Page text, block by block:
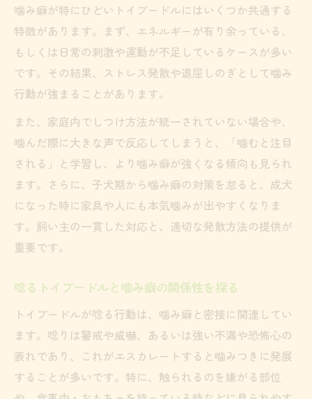
トイプードルの噛み癖予防に遊び方を工夫
する
安心して暮らすためのトイプードルしつけ術
トイプードルが噛む習慣を根本から見直す
方法
噛み癖がひどいトイプードルもしつけで変
わる
唸るトイプードルとの信頼関係を深めるコ
ツ
ト
噛み癖が特にひどいトイプードルにはいくつか共通する
特徴があります。まず、エネルギーが有り余っている、
もしくは日常の刺激や運動が不足しているケースが多い
です。その結果、ストレス発散や退屈しのぎとして噛み
行動が強まることがあります。
また、家庭内でしつけ方法が統一されていない場合や、
噛んだ際に大きな声で反応してしまうと、「噛むと注目
される」と学習し、より噛み癖が強くなる傾向も見られ
ます。さらに、子犬期から噛み癖の対策を怠ると、成犬
になった時に家具や人にも本気噛みが出やすくなりま
す。飼い主の一貫した対応と、適切な発散方法の提供が
重要です。
唸るトイプードルと噛み癖の関係性を探る
トイプードルが唸る行動は、噛み癖と密接に関連してい
ます。唸りは警戒や威嚇、あるいは強い不満や恐怖心の
表れであり、これがエスカレートすると噛みつきに発展
することが多いです。特に、触られるのを嫌がる部位